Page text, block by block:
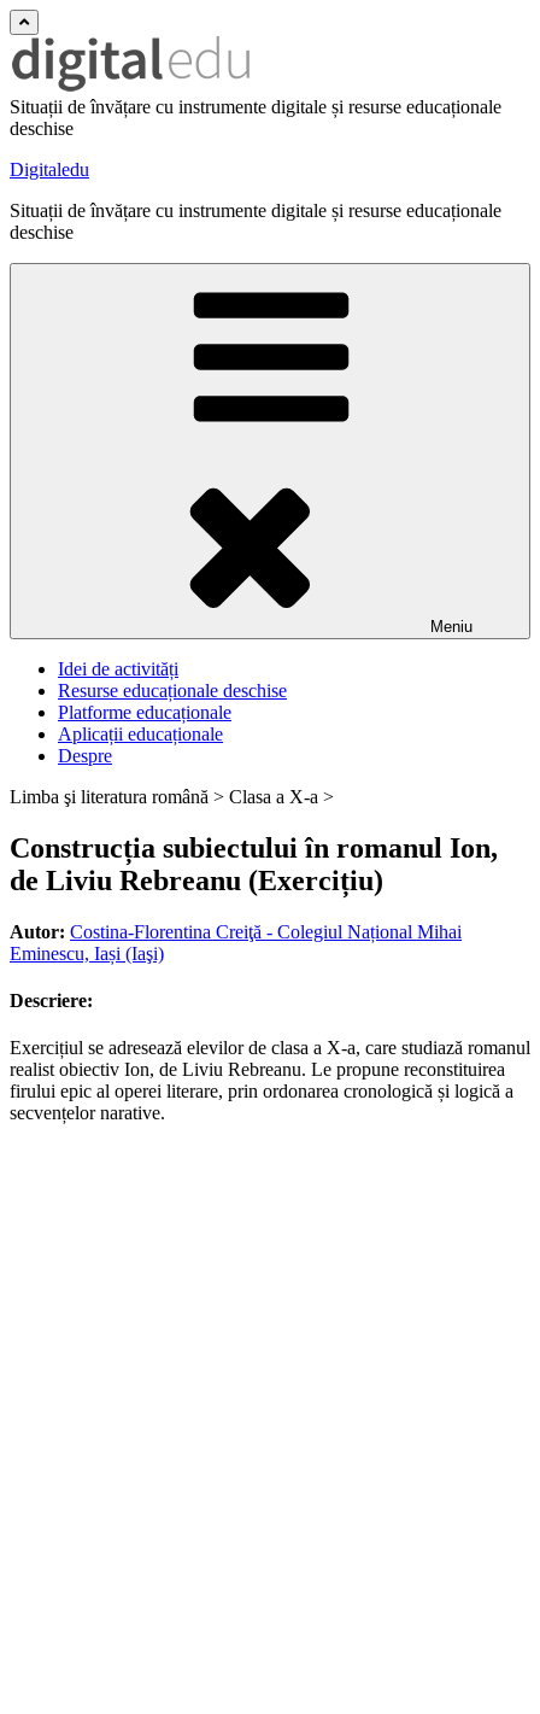
Situații de învățare cu instrumente digitale și resurse educaționale
deschise
Digitaledu
Situații de învățare cu instrumente digitale și resurse educaționale
deschise
Meniu
Idei de activități
Resurse educaționale deschise
Platforme educaționale
Aplicații educaționale
Despre
Limba şi literatura română > Clasa a X-a >
Construcția subiectului în romanul Ion,
de Liviu Rebreanu (Exercițiu)
Autor: Costina-Florentina Creiţă - Colegiul Național Mihai
Eminescu, Iași (Iaşi)
Descriere:
Exercițiul se adresează elevilor de clasa a X-a, care studiază romanul
realist obiectiv Ion, de Liviu Rebreanu. Le propune reconstituirea
firului epic al operei literare, prin ordonarea cronologică și logică a
secvențelor narative.